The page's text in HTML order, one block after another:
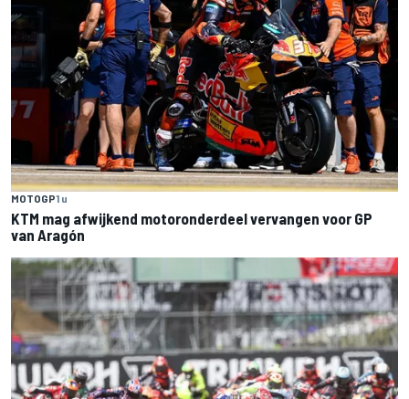
MOTOGP1 u
KTM mag afwijkend motoronderdeel vervangen voor GP
van Aragón